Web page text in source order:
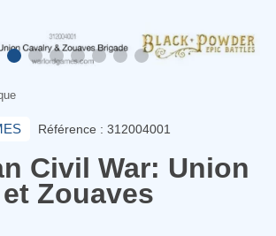
Référence : 312004001
Civil War: Union
Zouaves